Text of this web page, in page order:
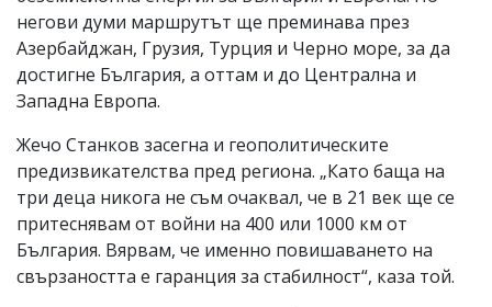
негови думи маршрутът ще преминава през
Азербайджан, Грузия, Турция и Черно море, за да
достигне България, а оттам и до Централна и
Западна Европа.
Жечо Станков засегна и геополитическите
предизвикателства пред региона. „Като баща на
три деца никога не съм очаквал, че в 21 век ще се
притеснявам от войни на 400 или 1000 км от
България. Вярвам, че именно повишаването на
свързаността е гаранция за стабилност“, каза той.